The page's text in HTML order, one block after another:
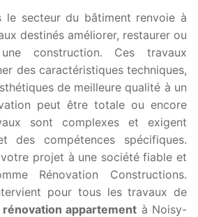
le secteur du bâtiment renvoie à
destinés améliorer, restaurer ou
construction. Ces travaux
des caractéristiques techniques,
de meilleure qualité à un
peut être totale ou encore
sont complexes et exigent
des compétences spécifiques.
projet à une société fiable et
Rénovation Constructions.
pour tous les travaux de
rénovation appartement à Noisy-